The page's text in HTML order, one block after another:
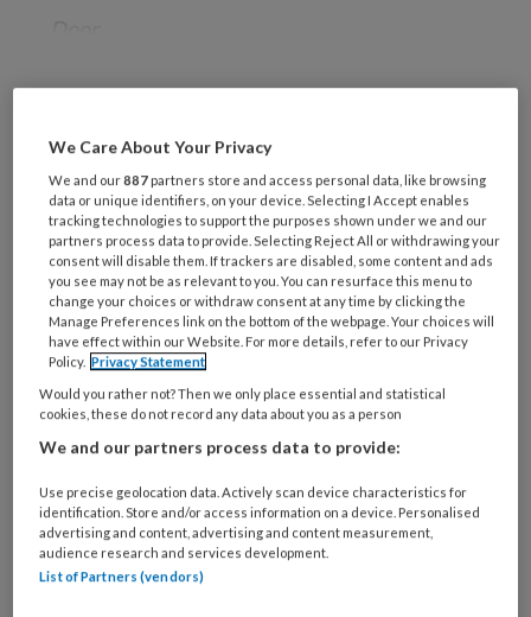
Wil je dit artikel lezen?
Maak gratis een account aan en lees 2
artikelen gratis per maand
Al een account of abonnement?Log dan in
Wat
je
e-
mailadres?
* *
Kies
je
wachtwoord* *
We Care About Your Privacy
We and our887 partners store and access personal data, like browsing
data or unique identifiers, on your device. Selecting I Accept enables
tracking technologies to support the purposes shown under we and our
partners process data to provide. Selecting Reject All or withdrawing your
consent will disable them. If trackers are disabled, some content and ads
you see may not be as relevant to you. You can resurface this menu to
change your choices or withdraw consent at any time by clicking the
Manage Preferences link on the bottom of the webpage. Your choices will
have effect within our Website. For more details, refer to our Privacy
Policy. Privacy Statement
Would you rather not? Then we only place essential and statistical
cookies, these do not record any data about you as a person
We and our partners process data to provide:
Use precise geolocation data. Actively scan device characteristics for
identification. Store and/or access information on a device. Personalised
advertising and content, advertising and content measurement,
audience research and services development.
List of Partners (vendors)